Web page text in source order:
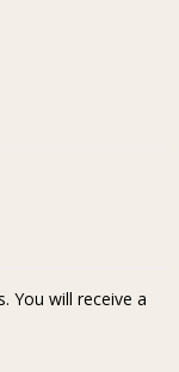
You will receive a